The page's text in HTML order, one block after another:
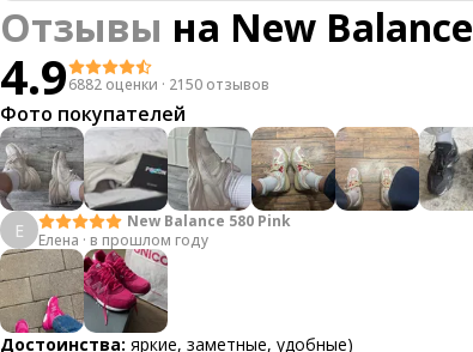
Отзывы на New Balance
4.96882 оценки · 2150 отзывов
Фото покупателей
Е
New Balance 580 Pink
Елена · в прошлом году
Достоинства: яркие, заметные, удобные)